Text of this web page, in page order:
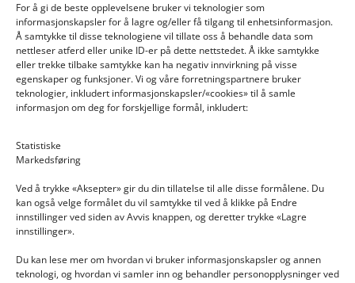
For å gi de beste opplevelsene bruker vi teknologier som
informasjonskapsler for å lagre og/eller få tilgang til enhetsinformasjon.
Å samtykke til disse teknologiene vil tillate oss å behandle data som
nettleser atferd eller unike ID-er på dette nettstedet. Å ikke samtykke
eller trekke tilbake samtykke kan ha negativ innvirkning på visse
egenskaper og funksjoner. Vi og våre forretningspartnere bruker
teknologier, inkludert informasjonskapsler/«cookies» til å samle
informasjon om deg for forskjellige formål, inkludert:
Statistiske
Markedsføring
Ved å trykke «Aksepter» gir du din tillatelse til alle disse formålene. Du
kan også velge formålet du vil samtykke til ved å klikke på Endre
innstillinger ved siden av Avvis knappen, og deretter trykke «Lagre
innstillinger».
Du kan lese mer om hvordan vi bruker informasjonskapsler og annen
teknologi, og hvordan vi samler inn og behandler personopplysninger ved
INFORMASJON